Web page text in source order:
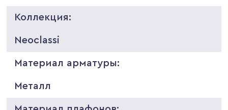
Коллекция:
Neoclassi
Материал арматуры:
Металл